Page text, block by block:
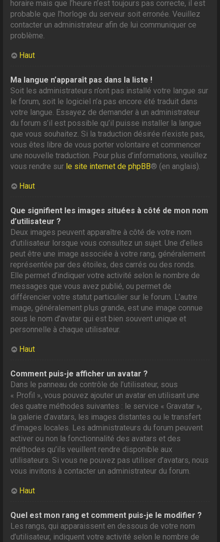
horaire mais que l’heure n’est toujours pas correcte, il est
probable que l’horloge du serveur soit erronée. Veuillez
contacter un administrateur afin de lui communiquer ce
problème.
Haut
Ma langue n’apparaît pas dans la liste !
Soit les administrateurs n’ont pas installé votre langue sur
le forum, soit le logiciel n’a pas encore été traduit dans
votre langue. Essayez de demander à un administrateur
du forum s’il est possible qu’il puisse installer la langue
que vous souhaitez. Si la traduction désirée n’existe pas,
vous êtes libre de vous porter volontaire et commencer
une nouvelle traduction. Pour plus d’informations, veuillez
vous rendre sur le site internet de phpBB® (en anglais).
Haut
Que signifient les images situées à côté de mon nom
d’utilisateur ?
Deux images peuvent apparaître à côté de votre nom
d’utilisateur lorsque vous consultez un sujet. Une d’elles
peut être une image associée à votre rang, généralement
représentée par des étoiles, des carrés ou des ronds.
Elle permet d’indiquer votre activité selon le nombre de
messages que vous avez publié, ou permet de
différencier votre statut particulier sur le forum. L’autre
image, généralement plus grande, est une image connue
sous le nom d’avatar qui est bien souvent unique et
personnelle à chaque utilisateur.
Haut
Comment puis-je afficher un avatar ?
Dans le panneau de contrôle de l’utilisateur, sous
« Profil », vous pouvez ajouter un avatar en utilisant une
des quatre méthodes suivantes : le service « Gravatar »,
la galerie d’avatars, les images distantes ou le transfert
d’images locales. Les administrateurs du forum peuvent
activer ou non la fonctionnalité des avatars et des
méthodes qu’ils veuillent rendre disponible aux
utilisateurs. Si vous ne pouvez pas utiliser d’avatars, nous
vous invitons à contacter un administrateur du forum.
Haut
Quel est mon rang et comment puis-je le modifier ?
Les rangs, qui apparaissent en dessous de votre nom
d’utilisateur, indiquent votre activité selon le nombre de